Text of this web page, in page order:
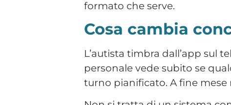
Juno HR in azione.